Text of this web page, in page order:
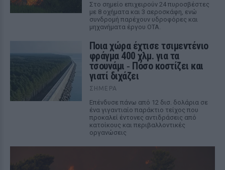
Στο σημείο επιχειρούν 24 πυροσβέστες
με 8 οχήματα και 3 αεροσκάφη, ενώ
συνδρομή παρέχουν υδροφόρες και
μηχανήματα έργου ΟΤΑ.
Ποια χώρα έχτισε τσιμεντένιο
φράγμα 400 χλμ. για τα
τσουνάμι ‑ Πόσο κοστίζει και
γιατί διχάζει
ΣΉΜΕΡΑ
Επένδυσε πάνω από 12 δισ. δολάρια σε
ένα γιγαντιαίο παράκτιο τείχος που
προκαλεί έντονες αντιδράσεις από
κατοίκους και περιβαλλοντικές
οργανώσεις